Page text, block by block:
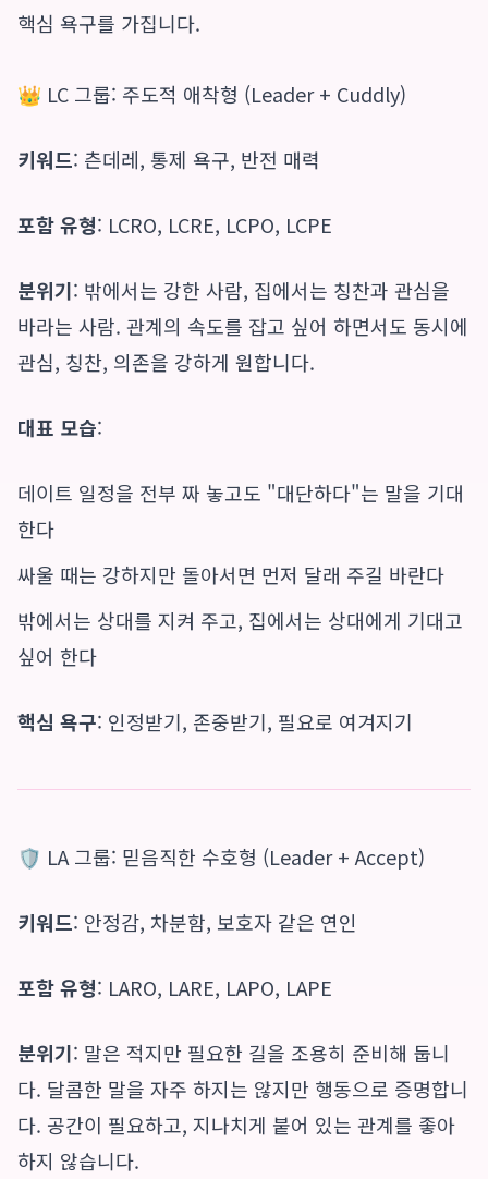
핵심 욕구를 가집니다.
👑 LC 그룹: 주도적 애착형 (Leader + Cuddly)
키워드: 츤데레, 통제 욕구, 반전 매력
포함 유형: LCRO, LCRE, LCPO, LCPE
분위기: 밖에서는 강한 사람, 집에서는 칭찬과 관심을
바라는 사람. 관계의 속도를 잡고 싶어 하면서도 동시에
관심, 칭찬, 의존을 강하게 원합니다.
대표 모습:
데이트 일정을 전부 짜 놓고도 "대단하다"는 말을 기대
한다
싸울 때는 강하지만 돌아서면 먼저 달래 주길 바란다
밖에서는 상대를 지켜 주고, 집에서는 상대에게 기대고
싶어 한다
핵심 욕구: 인정받기, 존중받기, 필요로 여겨지기
🛡️ LA 그룹: 믿음직한 수호형 (Leader + Accept)
키워드: 안정감, 차분함, 보호자 같은 연인
포함 유형: LARO, LARE, LAPO, LAPE
분위기: 말은 적지만 필요한 길을 조용히 준비해 둡니
다. 달콤한 말을 자주 하지는 않지만 행동으로 증명합니
다. 공간이 필요하고, 지나치게 붙어 있는 관계를 좋아
하지 않습니다.